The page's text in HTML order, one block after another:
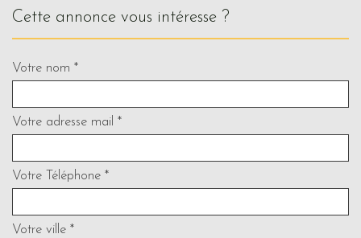
cette annonce vous intéresse ?
Votre nom *
Votre adresse mail *
Votre Téléphone *
Votre ville *